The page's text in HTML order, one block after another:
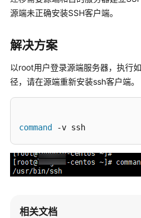
门
用
户
指
南
实
践
API
源端未正确安装SSH客户端。
解决方案
以root用户登录源端服务器，执行
径，请在源端重新安装ssh客户端。
command -v ssh
相关文档